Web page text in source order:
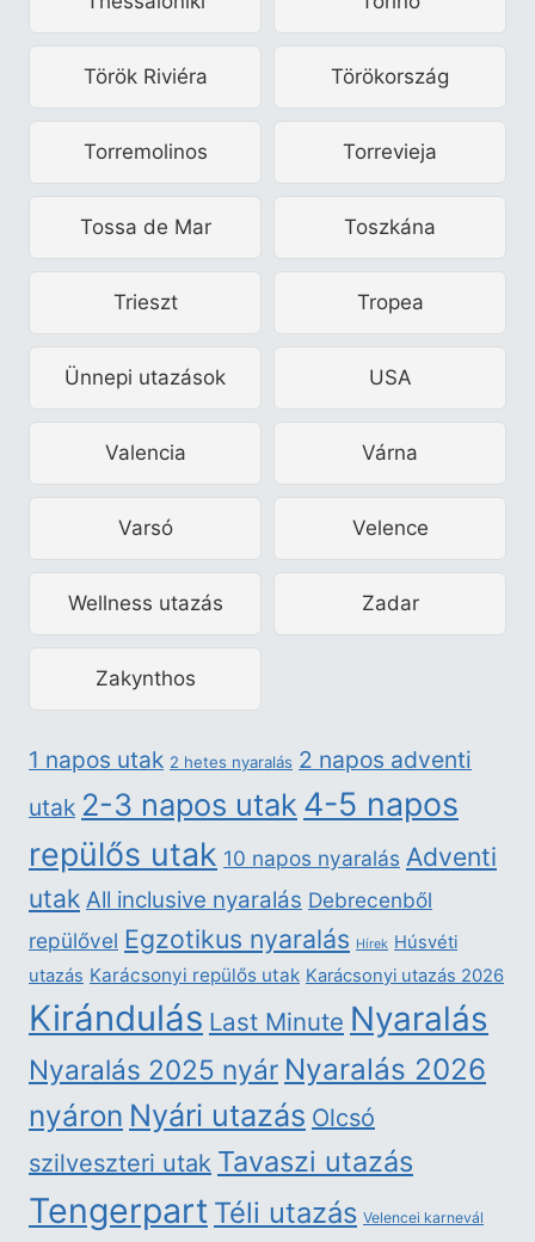
Török Riviéra Törökország
Torremolinos Torrevieja
Tossa de Mar Toszkána
Trieszt Tropea
Ünnepi utazások USA
Valencia Várna
Varsó Velence
Wellness utazás Zadar
Zakynthos
1 napos utak 2 hetes nyaralás 2 napos adventi
utak 2-3 napos utak 4-5 napos
repülős utak 10 napos nyaralás Adventi
utak All inclusive nyaralás Debrecenből
repülővel Egzotikus nyaralás Hírek Húsvéti
utazás Karácsonyi repülős utak Karácsonyi utazás 2026
Kirándulás Last Minute Nyaralás
Nyaralás 2025 nyár Nyaralás 2026
nyáron Nyári utazás Olcsó
szilveszteri utak Tavaszi utazás
Tengerpart Téli utazás Velencei karnevál